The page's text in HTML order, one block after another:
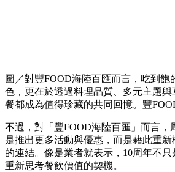
圖／對豐FOOD海陸百匯而言，吃到飽
色，更在於透過料理品質、多元主題
餐都成為值得珍藏的共同回憶。豐
不過，對「豐FOOD海陸百匯」而言，
是推出更多活動與優惠，而是藉此重
的連結。像是業者就表示，10周年不
重新思考餐飲價值的契機。